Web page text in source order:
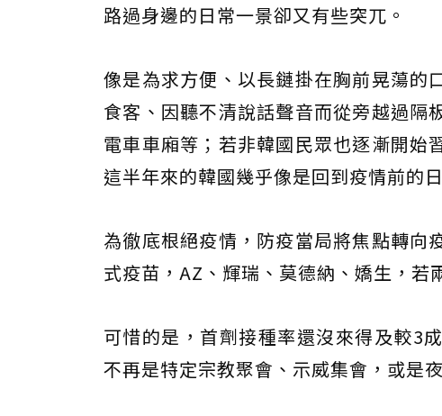
路過身邊的日常一景卻又有些突兀。
像是為求方便、以長鏈掛在胸前晃蕩的
食客、因聽不清說話聲音而從旁越過隔
電車車廂等；若非韓國民眾也逐漸開始
這半年來的韓國幾乎像是回到疫情前的
為徹底根絕疫情，防疫當局將焦點轉向
式疫苗，AZ、輝瑞、莫德納、嬌生，若
可惜的是，首劑接種率還沒來得及較3
不再是特定宗教聚會、示威集會，或是